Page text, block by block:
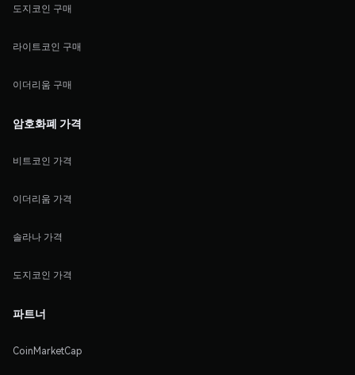
도지코인 구매
라이트코인 구매
이더리움 구매
암호화폐 가격
비트코인 가격
이더리움 가격
솔라나 가격
도지코인 가격
파트너
CoinMarketCap